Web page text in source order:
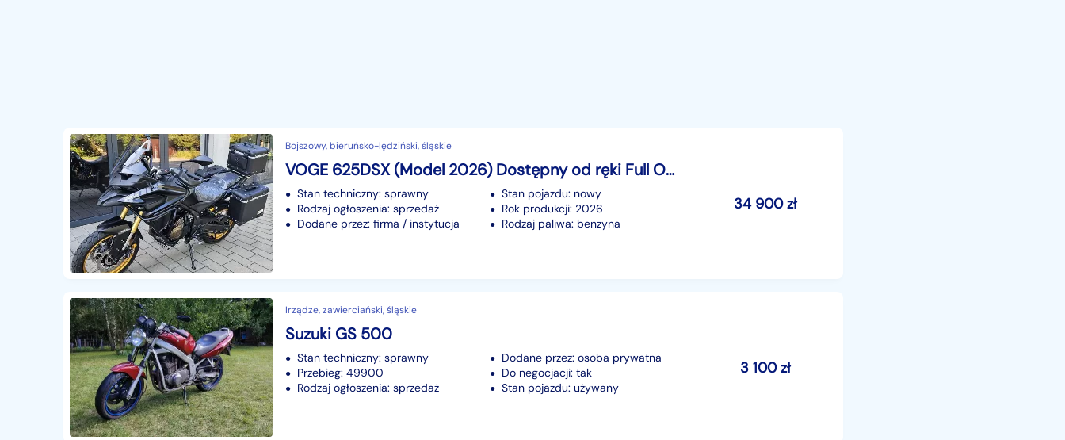
Bojszowy, bieruńsko-lędziński, śląskie
VOGE 625DSX (Model 2026) Dostępny od ręki Full Opcja 3 Kufry Raty Transport
Stan techniczny: sprawny
Rodzaj ogłoszenia: sprzedaż
Dodane przez: firma / instytucja
Stan pojazdu: nowy
Rok produkcji: 2026
Rodzaj paliwa: benzyna
34 900zł
Irządze, zawierciański, śląskie
Suzuki GS 500
Stan techniczny: sprawny
Przebieg: 49900
Rodzaj ogłoszenia: sprzedaż
Dodane przez: osoba prywatna
Do negocjacji: tak
Stan pojazdu: używany
3 100zł